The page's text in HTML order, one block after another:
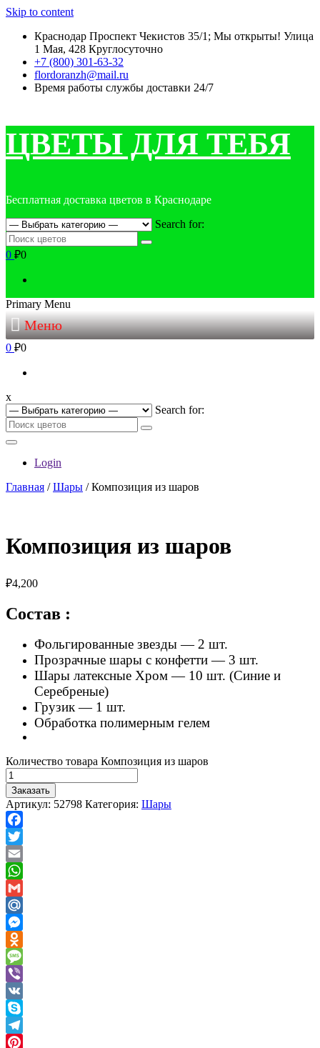
Skip to content
Краснодар Проспект Чекистов 35/1; Мы открыты! Улица
1 Мая, 428 Круглосуточно
+7 (800) 301-63-32
flordoranzh@mail.ru
Время работы службы доставки 24/7
ЦВЕТЫ ДЛЯ ТЕБЯ
Бесплатная доставка цветов в Краснодаре
Search for:
0 ₽0
Primary Menu
Меню
0 ₽0
x
Search for:
Login
Главная /Шары / Композиция из шаров
Композиция из шаров
₽4,200
Состав :
Фольгированные звезды — 2 шт.
Прозрачные шары с конфетти — 3 шт.
Шары латексные Хром — 10 шт. (Синие и
Серебреные)
Грузик — 1 шт.
Обработка полимерным гелем
Количество товара Композиция из шаров
Заказать
Артикул: 52798 Категория: Шары
Facebook
Twitter
Email
WhatsApp
Gmail
Mail.Ru
Messenger
Odnoklassniki
Message
Viber
VK
Skype
Telegram